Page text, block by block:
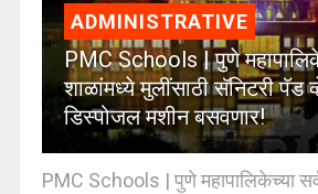
ADMINISTRATIVE
PMC Schools | पुणे
शाळांमध्ये मुलींसाठी सॅनिटरी पॅड
डिस्पोजल मशीन बसवणार!
PMC Schools | पुणे महापालिकेच्या